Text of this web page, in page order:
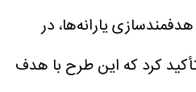
یارانه‌ها، در
کرد که این طرح با هدف